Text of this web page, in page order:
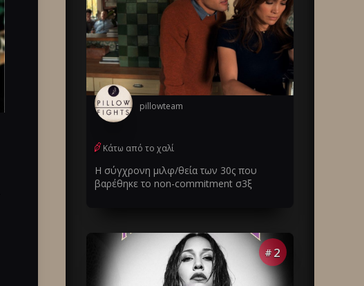
pillowteam
Κάτω από το χαλί
Η σύγχρονη μιλφ/θεία των 30ς που
βαρέθηκε το non-commitment σ3ξ
# 2